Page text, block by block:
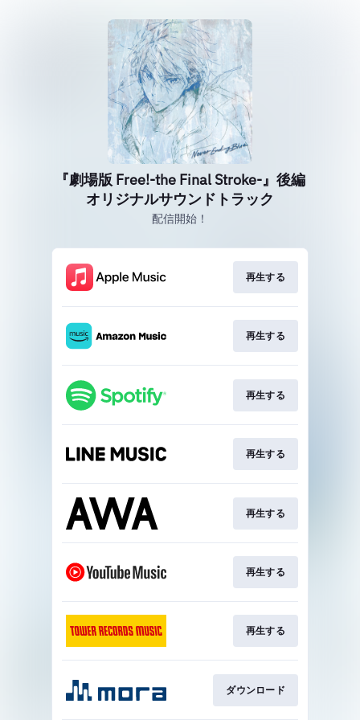
『劇場版 Free!-the Final Stroke-』後編
オリジナルサウンドトラック
配信開始！
再生する
再生する
再生する
再生する
再生する
再生する
再生する
ダウンロード